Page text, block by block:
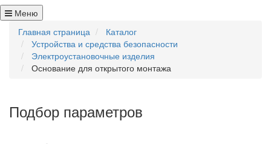
Меню
Главная страница
Каталог
Устройства и средства безопасности
Электроустановочные изделия
Основание для открытого монтажа
Подбор параметров